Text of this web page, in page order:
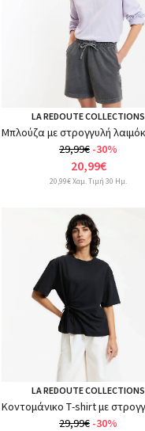
LA REDOUTE COLLECTIONS
29,99€ -30%
20,99€
20,99€ Χαμ. Τιμή 30 Ημ.
LA REDOUTE COLLECTIONS
29,99€ -30%